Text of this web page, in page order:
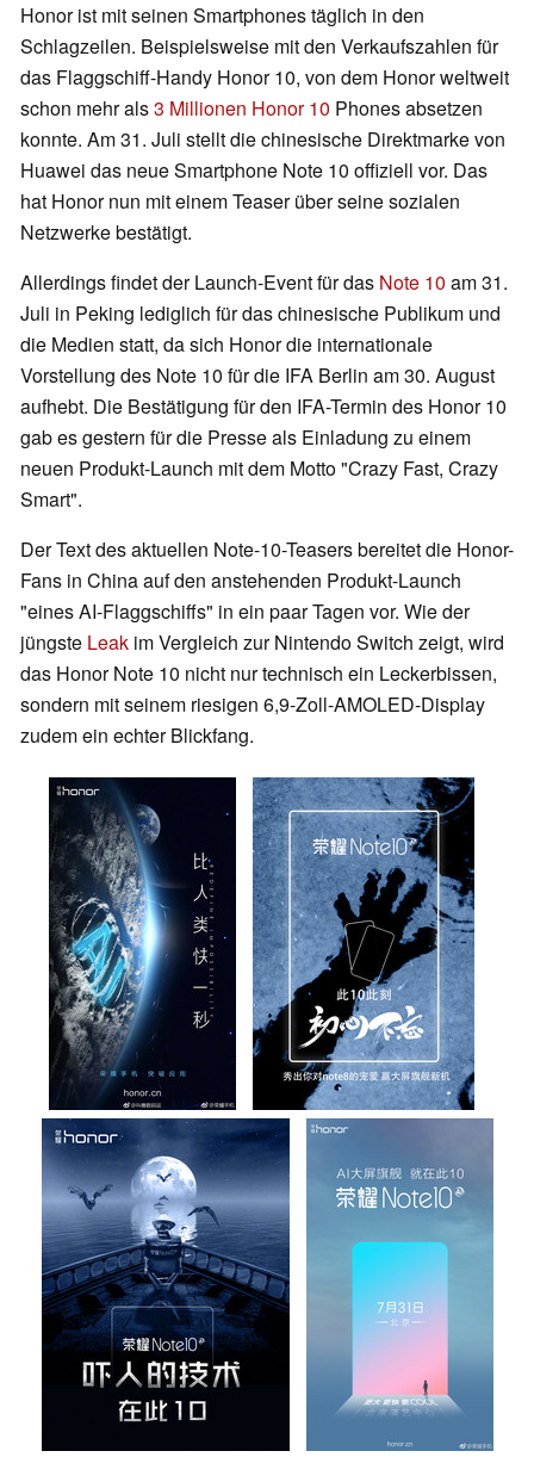
Honor ist mit seinen Smartphones täglich in den
Schlagzeilen. Beispielsweise mit den Verkaufszahlen für
das Flaggschiff-Handy Honor 10, von dem Honor weltweit
schon mehr als3 Millionen Honor 10 Phones absetzen
konnte. Am 31. Juli stellt die chinesische Direktmarke von
Huawei das neue Smartphone Note 10 offiziell vor. Das
hat Honor nun mit einem Teaser über seine sozialen
Netzwerke bestätigt.
Allerdings findet der Launch-Event für das Note 10 am 31.
Juli in Peking lediglich für das chinesische Publikum und
die Medien statt, da sich Honor die internationale
Vorstellung des Note 10 für die IFA Berlin am 30. August
aufhebt. Die Bestätigung für den IFA-Termin des Honor 10
gab es gestern für die Presse als Einladung zu einem
neuen Produkt-Launch mit dem Motto "Crazy Fast, Crazy
Smart".
Der Text des aktuellen Note-10-Teasers bereitet die Honor-
Fans in China auf den anstehenden Produkt-Launch
"eines AI-Flaggschiffs" in ein paar Tagen vor. Wie der
jüngste Leak im Vergleich zur Nintendo Switch zeigt, wird
das Honor Note 10 nicht nur technisch ein Leckerbissen,
sondern mit seinem riesigen 6,9-Zoll-AMOLED-Display
zudem ein echter Blickfang.